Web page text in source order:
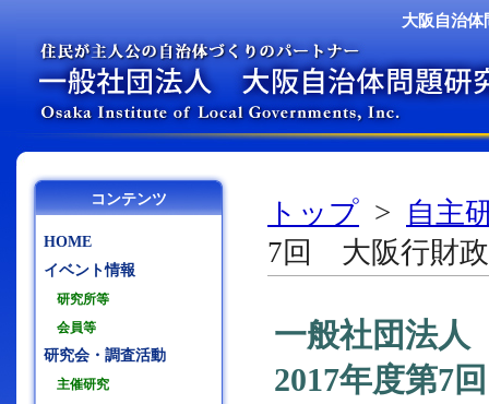
大阪自治体
トップ > 自主
7回 大阪行財政
一般社団法
2017年度第7
コンテンツ
HOME
イベント情報
研究所等
会員等
研究会・調査活動
主催研究